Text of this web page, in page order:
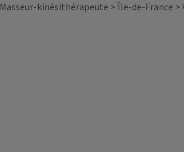
Masseur-kinésithérapeute >Île-de-France >